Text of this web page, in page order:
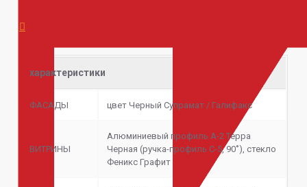
характеристики
ФАСАДЫ цвет Черный Супрамат / Галифакс
ВИТРИНЫ
Алюминиевый профиль А-2 Терра
Черная (ручка-профиль С-5, 90˚), стекло
Феникс Графит